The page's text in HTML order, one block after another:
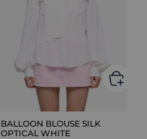
BALLOON BLOUSE SILK
OPTICAL WHITE